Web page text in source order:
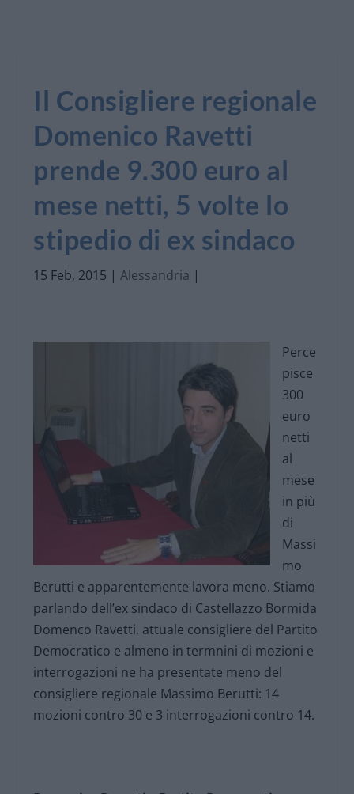
Il Consigliere regionale
Domenico Ravetti
prende 9.300 euro al
mese netti, 5 volte lo
stipedio di ex sindaco
15 Feb, 2015 |Alessandria |
Perce
pisce
300
euro
netti
al
mese
in più
di
Massi
mo
Berutti e apparentemente lavora meno. Stiamo
parlando dell’ex sindaco di Castellazzo Bormida
Domenco Ravetti, attuale consigliere del Partito
Democratico e almeno in termnini di mozioni e
interrogazioni ne ha presentate meno del
consigliere regionale Massimo Berutti: 14
mozioni contro 30 e 3 interrogazioni contro 14.